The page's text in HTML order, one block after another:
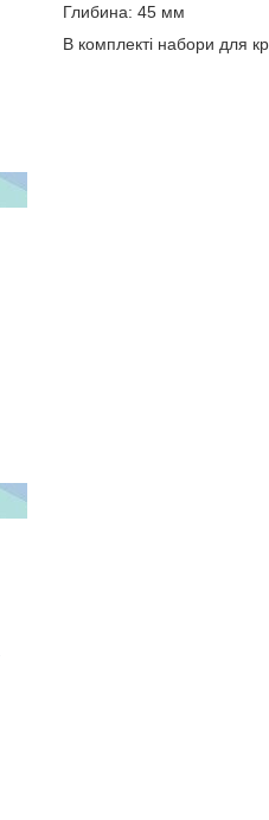
Глибина: 45 мм
В комплекті набори для